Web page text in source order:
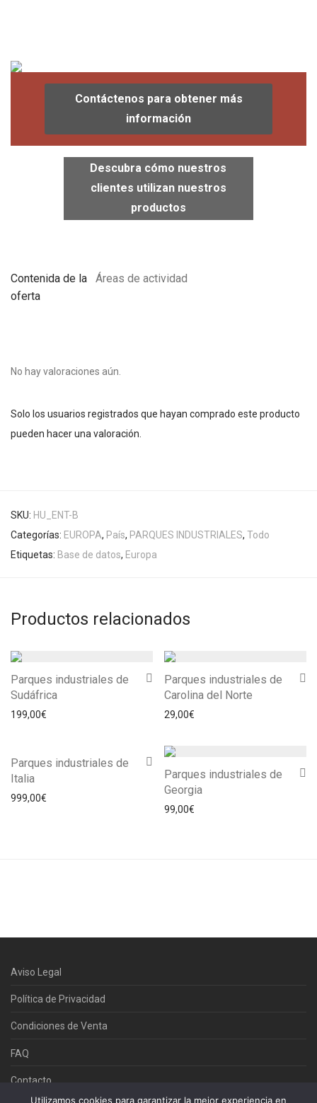
Contáctenos para obtener más
información
Descubra cómo nuestros
clientes utilizan nuestros
productos
Contenida de la
oferta
Áreas de actividad
No hay valoraciones aún.
Solo los usuarios registrados que hayan comprado este producto
pueden hacer una valoración.
SKU: HU_ENT-B
Categorías: EUROPA, País, PARQUES INDUSTRIALES, Todo
Etiquetas: Base de datos, Europa
Productos relacionados
Parques industriales de
Sudáfrica
199,00€
Parques industriales de
Carolina del Norte
29,00€
Parques industriales de
Italia
999,00€
Parques industriales de
Georgia
99,00€
Aviso Legal
Política de Privacidad
Condiciones de Venta
FAQ
Contacto
Utilizamos cookies para garantizar la mejor experiencia en